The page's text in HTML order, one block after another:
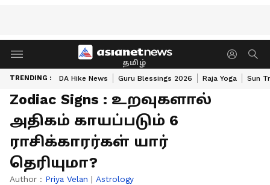
தமிழ்
TRENDING : DA Hike News Guru Blessings 2026 Raja Yoga Sun
Zodiac Signs : உறவுகளால்
அதிகம் காயப்படும் 6
ராசிக்காரர்கள் யார்
தெரியுமா?
Author : Priya Velan | Astrology